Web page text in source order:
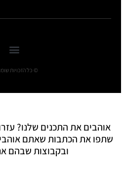
© כל הזכויות
אוהבים את התכנים שלנו? עזרו
שתפו את הכתבות שאתם
ובקבוצות שבהם